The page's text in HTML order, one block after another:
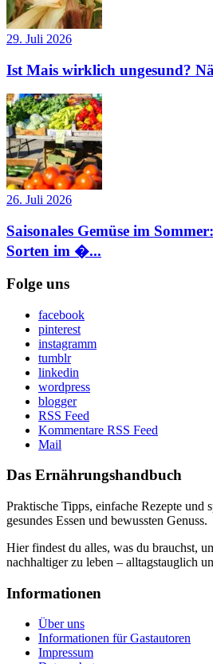
29. Juli 2026
Ist Mais wirklich ungesund?
26. Juli 2026
Saisonales Gemüse im
Sorten im �...
Folge uns
facebook
pinterest
instagramm
tumblr
linkedin
wordpress
blogger
RSS Feed
Kommentare RSS Feed
Mail
Das Ernährungshandbuch
Praktische Tipps, einfache Rezepte und
gesundes Essen und bewussten Genuss.
Hier findest du alles, was du brauchst,
nachhaltiger zu leben – alltagstauglich
Informationen
Über uns
Informationen für Gastautoren
Impressum